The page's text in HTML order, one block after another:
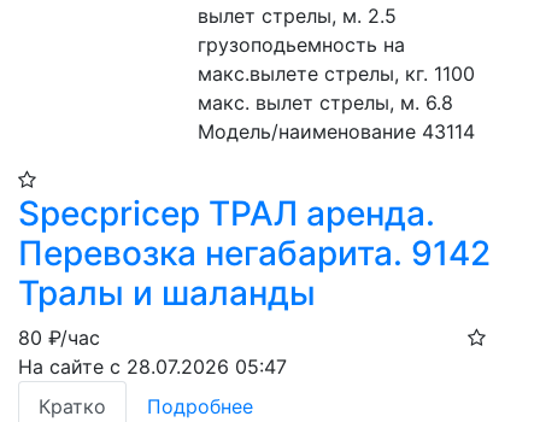
вылет стрелы, м. 2.5
грузоподьемность на
макс.вылете стрелы, кг. 1100
макс. вылет стрелы, м. 6.8
Модель/наименование 43114
Specpricep ТРАЛ аренда.
Перевозка негабарита. 9142
Тралы и шаланды
80 ₽/час
На сайте с 28.07.2026 05:47
Кратко
Подробнее